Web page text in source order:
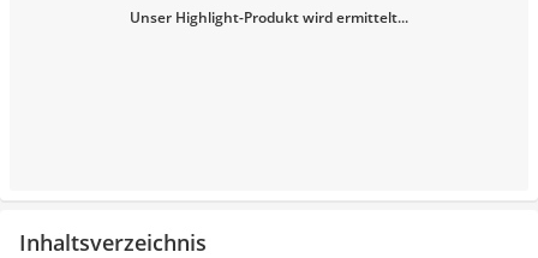
Unser Highlight-Produkt wird ermittelt...
Inhaltsverzeichnis